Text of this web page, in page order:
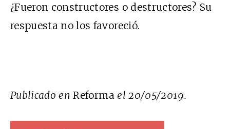
¿Fueron constructores o destructores? Su
respuesta no los favoreció.
Publicado enReformael 20/05/2019.